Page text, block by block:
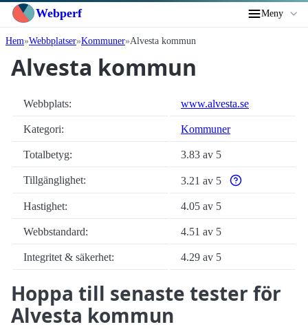
Webperf Meny
Hem Webbplatser Kommuner Alvesta kommun
Alvesta kommun
Webbplats: www.alvesta.se
Kategori: Kommuner
Totalbetyg: 3.83 av 5
Tillgänglighet: 3.21 av 5
Varför enbart
Hastighet:
4.05 av 5
Webbstandard: 4.51 av 5
Integritet & säkerhet: 4.29 av 5
Hoppa till senaste tester för
Alvesta kommun